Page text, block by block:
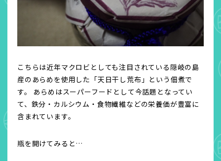
こちらは近年マクロビとしても注目されている隠岐の島
産のあらめを使用した「天日干し荒布」という佃煮で
す。 あらめはスーパーフードとして今話題となってい
て、鉄分・カルシウム・食物繊維などの栄養価が豊富に
含まれています。
瓶を開けてみると…